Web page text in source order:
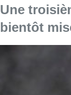
Une
bientôt